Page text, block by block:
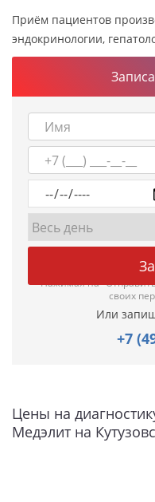
Приём пациентов
эндокринологии,
Нажимая на
своих
Или
+7
Цены на
Медэлит на